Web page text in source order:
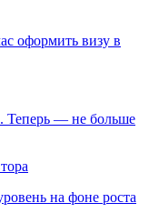
оформить визу в
Теперь — не больше
на фоне роста